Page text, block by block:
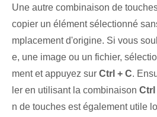
Une autre combinaison de
copier un élément sélectionné
mplacement d'origine. Si vous
e, une image ou un fichier,
ment et appuyez sur Ctrl + C.
ler en utilisant la combinaison Ctrl
n de touches est également utile